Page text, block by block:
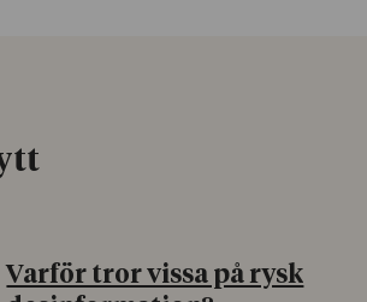
Varför tror vissa på rysk